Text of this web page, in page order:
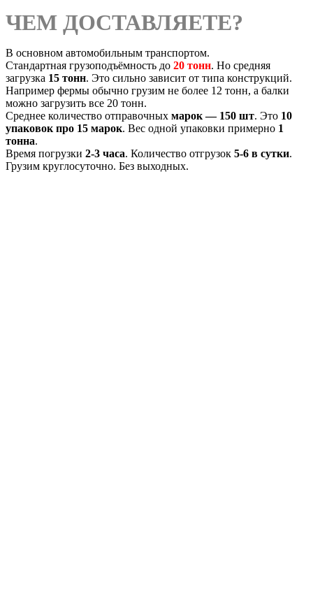
ЧЕМ ДОСТАВЛЯЕТЕ?
В основном автомобильным транспортом.
Стандартная грузоподъёмность до 20 тонн. Но средняя
загрузка 15 тонн. Это сильно зависит от типа конструкций.
Например фермы обычно грузим не более 12 тонн, а балки
можно загрузить все 20 тонн.
Среднее количество отправочных марок — 150 шт. Это 10
упаковок про 15 марок. Вес одной упаковки примерно 1
тонна.
Время погрузки 2-3 часа. Количество отгрузок 5-6 в сутки.
Грузим круглосуточно. Без выходных.